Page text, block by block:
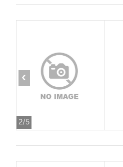
2/5
‹